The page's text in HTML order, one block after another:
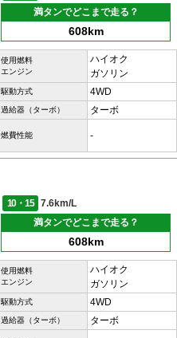
満タンでどこまで走る？
608km
使用燃料
エンジン
ハイオク
ガソリン
駆動方式 4WD
過給器（ターボ） ターボ
燃費性能 -
10・15
7.6km/L
満タンでどこまで走る？
608km
使用燃料
エンジン
ハイオク
ガソリン
駆動方式 4WD
過給器（ターボ） ターボ